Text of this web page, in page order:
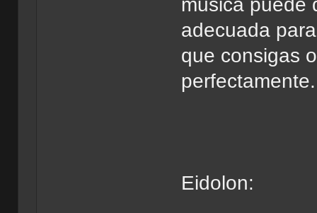
musica puede
adecuada
que consigas
perfectamente.
Eidolon: